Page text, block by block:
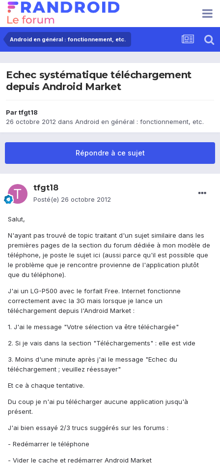
Android en général : fonctionnement, etc.
Echec systématique téléchargement
depuis Android Market
Partfgt18
26 octobre 2012 dans Android en général : fonctionnement, etc.
Répondre à ce sujet
tfgt18
Posté(e) 26 octobre 2012
Salut,
N'ayant pas trouvé de topic traitant d'un sujet similaire dans les
premières pages de la section du forum dédiée à mon modèle de
téléphone, je poste le sujet ici (aussi parce qu'il est possible que
le problème que je rencontre provienne de l'application plutôt
que du téléphone).
J'ai un LG-P500 avec le forfait Free. Internet fonctionne
correctement avec la 3G mais lorsque je lance un
téléchargement depuis l'Android Market :
1. J'ai le message "Votre sélection va être téléchargée"
2. Si je vais dans la section "Téléchargements" : elle est vide
3. Moins d'une minute après j'ai le message "Echec du
téléchargement ; veuillez réessayer"
Et ce à chaque tentative.
Du coup je n'ai pu télécharger aucune application jusqu'à
présent.
J'ai bien essayé 2/3 trucs suggérés sur les forums :
- Redémarrer le téléphone
- Vider le cache et redémarrer Android Market